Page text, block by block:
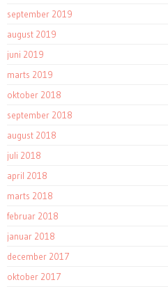
september 2019
august 2019
juni 2019
marts 2019
oktober 2018
september 2018
august 2018
juli 2018
april 2018
marts 2018
februar 2018
januar 2018
december 2017
oktober 2017